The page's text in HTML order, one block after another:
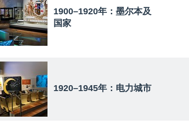
1900–1920年：墨尔本及
国家
1920–1945年：电力城市